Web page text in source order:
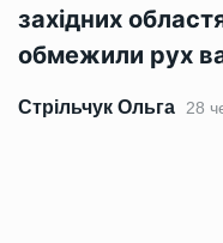
західних
обмежили рух
Стрільчук Ольга 28